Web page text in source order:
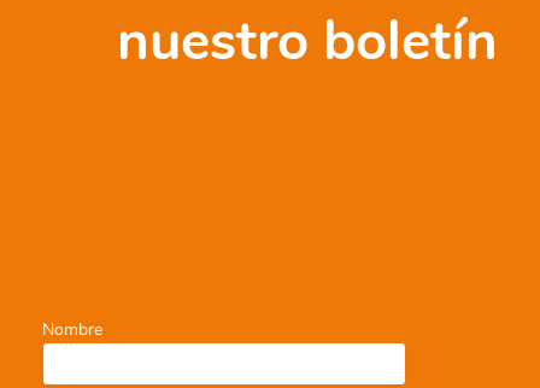
nuestro boletín
Nombre